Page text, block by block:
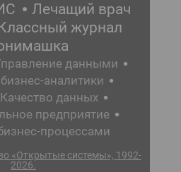
Лечащий врач
журнал
данными
аналитики
Качество данных
предприятие
процессами
«Открытые системы», 1992-
2026.